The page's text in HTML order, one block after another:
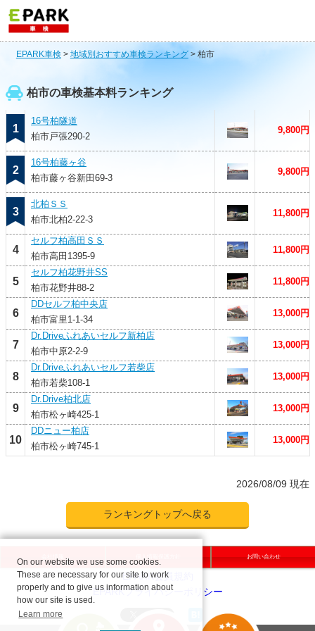
EPARK車検 > 地域別おすすめ車検ランキング> 柏市
柏市の車検基本料ランキング
1
16号柏隧道
柏市戸張290-2
9,800円
2
16号柏藤ヶ谷
柏市藤ヶ谷新田69-3
9,800円
3
北柏ＳＳ
柏市北柏2-22-3
11,800円
4
セルフ柏高田ＳＳ
柏市高田1395-9
11,800円
5
セルフ柏花野井SS
柏市花野井88-2
11,800円
6
DDセルフ柏中央店
柏市富里1-1-34
13,000円
7
Dr.Driveふれあいセルフ新柏店
柏市中原2-2-9
13,000円
8
Dr.Driveふれあいセルフ若柴店
柏市若柴108-1
13,000円
9
Dr.Drive柏北店
柏市松ヶ崎425-1
13,000円
10
DDニュー柏店
柏市松ヶ崎745-1
13,000円
2026/08/09 現在
ランキングトップへ戻る
お問い合わせ
On our website we use some cookies.
These are necessary for our site to work
properly and to give us information about
how our site is used.
Learn more